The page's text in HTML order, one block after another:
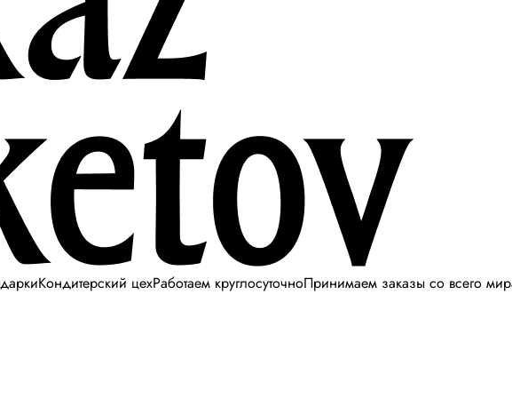
Кондитерский цехРаботаем круглосуточноПринимаем заказы со всего